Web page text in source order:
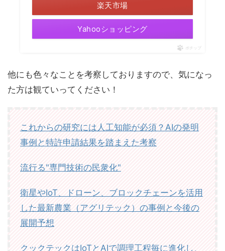
楽天市場
Yahooショッピング
ポチップ
他にも色々なことを考察しておりますので、気になっ
た方は観ていってください！
これからの研究には人工知能が必須？AIの発明
事例と特許申請結果を踏まえた考察
流行る"専門技術の民衆化"
衛星やIoT、ドローン、ブロックチェーンを活用
した最新農業（アグリテック）の事例と今後の
展開予想
クックテックはIoTとAIで調理工程毎に進化し、